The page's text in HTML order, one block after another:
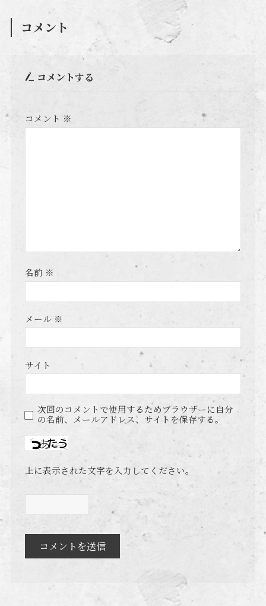
コメント
コメントする
コメント ※
名前 ※
メール ※
サイト
次回のコメントで使用するためブラウザーに自分
の名前、メールアドレス、サイトを保存する。
上に表示された文字を入力してください。